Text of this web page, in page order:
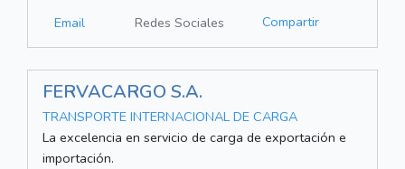
Email
Redes Sociales Compartir
FERVACARGO S.A.
TRANSPORTE INTERNACIONAL DE CARGA
La excelencia en servicio de carga de exportación e
importación.